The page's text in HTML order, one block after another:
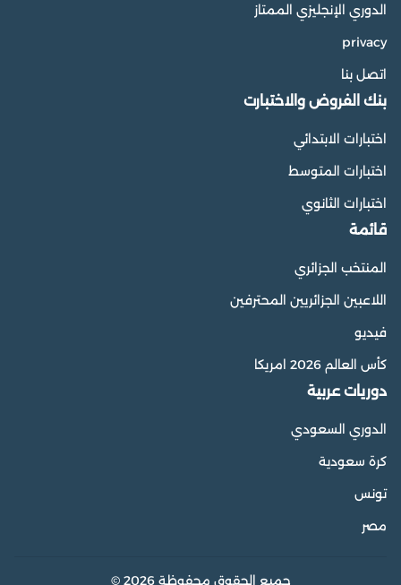
الدوري الإنجليزي الممتاز
privacy
اتصل بنا
بنك الفروض والاختبارت
اختبارات الابتدائي
اختبارات المتوسط
اختبارات الثانوي
قائمة
المنتخب الجزائري
اللاعبين الجزائريين المحترفين
فيديو
كأس العالم 2026 امريكا
دوريات عربية
الدوري السعودي
كرة سعودية
تونس
مصر
جميع الحقوق محفوظة 2026 ©